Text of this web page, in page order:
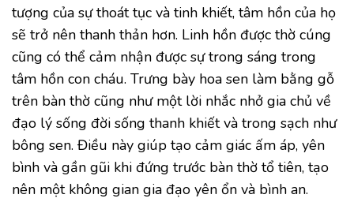
tượng của sự thoát tục và tinh khiết, tâm hồn của họ
sẽ trở nên thanh thản hơn. Linh hồn được thờ cúng
cũng có thể cảm nhận được sự trong sáng trong
tâm hồn con cháu. Trưng bày hoa sen làm bằng gỗ
trên bàn thờ cũng như một lời nhắc nhở gia chủ về
đạo lý sống đời sống thanh khiết và trong sạch như
bông sen. Điều này giúp tạo cảm giác ấm áp, yên
bình và gần gũi khi đứng trước bàn thờ tổ tiên, tạo
nên một không gian gia đạo yên ổn và bình an.